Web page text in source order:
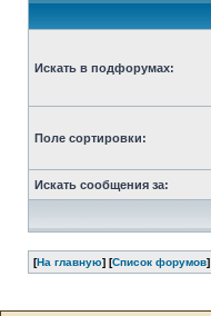
Искать в подфорумах:
Поле сортировки:
Искать сообщения за:
[На главную] [Список форумов]